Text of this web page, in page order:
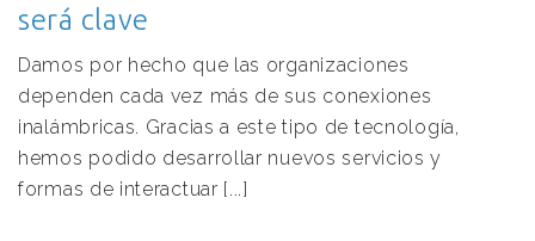
será clave
Damos por hecho que las organizaciones
dependen cada vez más de sus conexiones
inalámbricas. Gracias a este tipo de tecnología,
hemos podido desarrollar nuevos servicios y
formas de interactuar [...]